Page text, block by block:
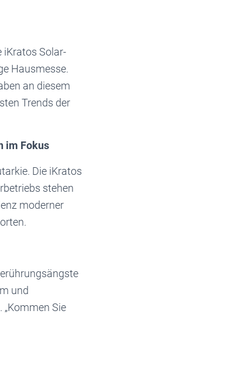
iKratos Solar-
Hausmesse.
an diesem
Trends der
im Fokus
Die iKratos
stehen
moderner
und
Sie